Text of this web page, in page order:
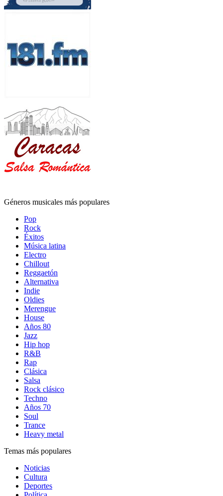
Géneros musicales más populares
Pop
Rock
Éxitos
Música latina
Electro
Chillout
Reggaetón
Alternativa
Indie
Oldies
Merengue
House
Años 80
Jazz
Hip hop
R&B
Rap
Clásica
Salsa
Rock clásico
Techno
Años 70
Soul
Trance
Heavy metal
Temas más populares
Noticias
Cultura
Deportes